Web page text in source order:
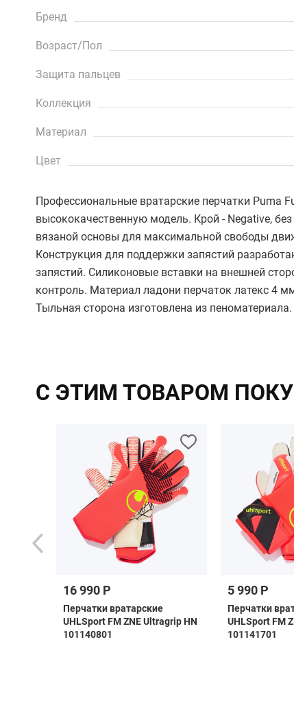
Бренд
Возраст/Пол
Защита пальцев
Коллекция
Материал
Цвет
Профессиональные вратарские перчатки Puma
высококачественную модель. Крой - Negative,
вязаной основы для максимальной свободы
Конструкция для поддержки запястий
запястий. Силиконовые вставки на внешней
контроль. Материал ладони перчаток латекс 4
Тыльная сторона изготовлена из пеноматериала.
С ЭТИМ ТОВАРОМ
16 990 Р
Перчатки вратарские
UHLSport FM ZNE Ultragrip HN
101140801
5 990 Р
Перчатки
UHLSport FM
101141701